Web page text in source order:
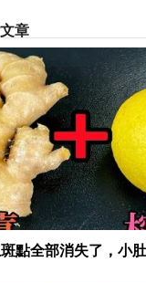
章
點全部消失了，小